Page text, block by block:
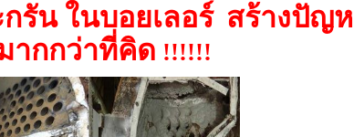
รัน ในบอยเลอร์ สร้างปัญ
ากกว่าที่คิด !!!!!!